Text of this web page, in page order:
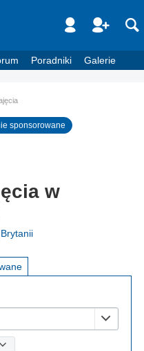
Poradniki Galerie
sponsorowane
w